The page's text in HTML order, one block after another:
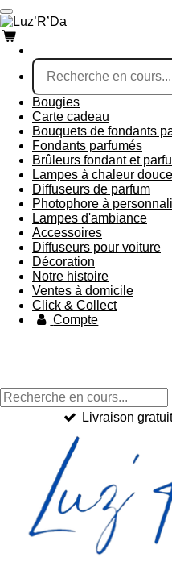
Passer
au
contenu
principal
Bougies
Carte cadeau
Bouquets de fondants
Fondants parfumés
Brûleurs fondant et
Lampes à chaleur douce
Diffuseurs de parfum
Photophore à
Lampes d'ambiance
Accessoires
Diffuseurs pour voiture
Décoration
Notre histoire
Ventes à domicile
Click & Collect
Compte
Livraison